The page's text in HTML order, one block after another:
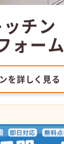
チン
ォーム
を詳しく見る